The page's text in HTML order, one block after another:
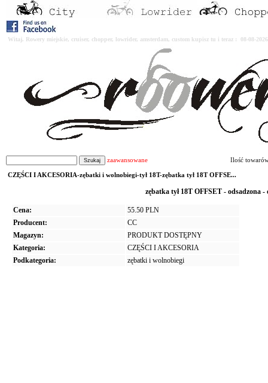
Witaj. Rowery miejskie, cruiser, chopper, lowrider, amsterdam, custom kupisz tu i teraz : 08-08-
zaawansowane Ilość
CZĘŚCI I AKCESORIA-zębatki i wolnobiegi-tył 18T-zębatka tył 18T OFFSE...
zębatka tył 18T OFFSET - odsadzona
Cena:
55.50 PLN
Producent:
CC
Magazyn:
PRODUKT DOSTĘPNY
Kategoria:
CZĘŚCI I AKCESORIA
Podkategoria:
zębatki i wolnobiegi